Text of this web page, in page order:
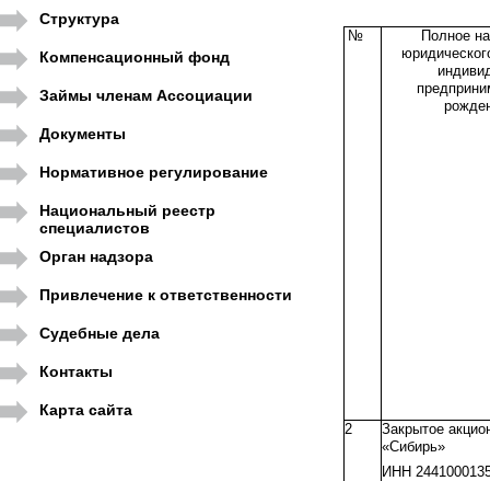
Структура
Компенсационный фонд
Займы членам Ассоциации
Документы
Нормативное регулирование
Национальный реестр
специалистов
Орган надзора
Привлечение к ответственности
Судебные дела
Контакты
Карта сайта
№
Полное
2
Закрытое
«Сибирь»
ИНН